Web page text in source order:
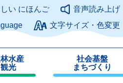
このページの本文へ
い にほんご
音声読み上げ
文字サイズ・色変更
水産
光
社会基盤
まちづくり